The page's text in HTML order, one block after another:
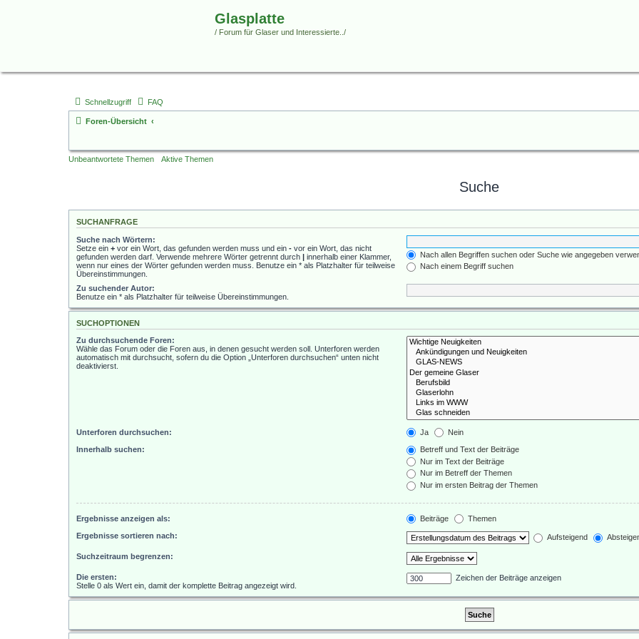
Glasplatte
/ Forum für Glaser und Interessierte../
Schnellzugriff FAQ
Foren-Übersicht
Unbeantwortete Themen Aktive Themen
Suche
SUCHANFRAGE
Suche nach Wörtern:
Setze ein + vor ein Wort, das gefunden werden muss und ein - vor ein Wort, das nicht
gefunden werden darf. Verwende mehrere Wörter getrennt durch | innerhalb einer Klammer,
wenn nur eines der Wörter gefunden werden muss. Benutze ein * als Platzhalter für teilweise
Übereinstimmungen.
Nach allen Begriffen suchen oder Suche wie angegeben
Nach einem Begriff suchen
Zu suchender Autor:
Benutze ein * als Platzhalter für teilweise Übereinstimmungen.
SUCHOPTIONEN
Zu durchsuchende Foren:
Wähle das Forum oder die Foren aus, in denen gesucht werden soll. Unterforen werden
automatisch mit durchsucht, sofern du die Option „Unterforen durchsuchen“ unten nicht
deaktivierst.
Unterforen durchsuchen: Ja Nein
Innerhalb suchen:
Betreff und Text der Beiträge
Nur im Text der Beiträge
Nur im Betreff der Themen
Nur im ersten Beitrag der Themen
Ergebnisse anzeigen als: Beiträge Themen
Ergebnisse sortieren nach: Aufsteigend
Suchzeitraum begrenzen:
Die ersten:
Stelle 0 als Wert ein, damit der komplette Beitrag angezeigt wird.
Zeichen der Beiträge anzeigen